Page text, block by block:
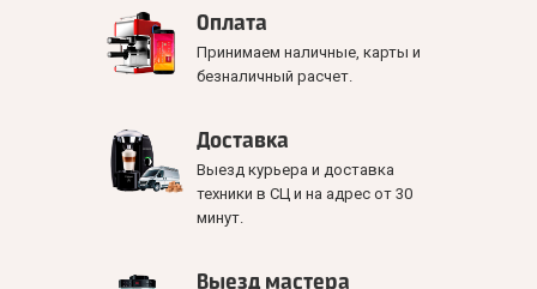
Оплата
Принимаем наличные, карты и
безналичный расчет.
Доставка
Выезд курьера и доставка
техники в СЦ и на адрес от 30
минут.
Выезд мастера